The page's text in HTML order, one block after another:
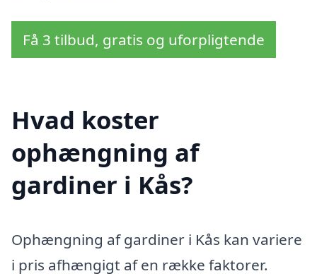
Få 3 tilbud, gratis og uforpligtende
Hvad koster
ophængning af
gardiner i Kås?
Ophængning af gardiner i Kås kan variere
i pris afhængigt af en række faktorer.